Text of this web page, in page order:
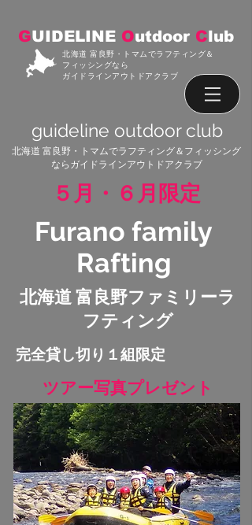
GUIDELINE Outdoor Club
北海道 富良野・トマムでラフティング＆
フィッシングなら
ガイドラインアウトドアクラブ
guideline outdoor club
北海道 富良野・トマムでラフティング＆フィッシング
ならガイドラインアウトドアクラブ
​５月・６月限定
Furano family
Rafting​
​北海道 富良野ファミリーラ
フティング
完全貸し切り１組限定
ツアー写真プレゼント